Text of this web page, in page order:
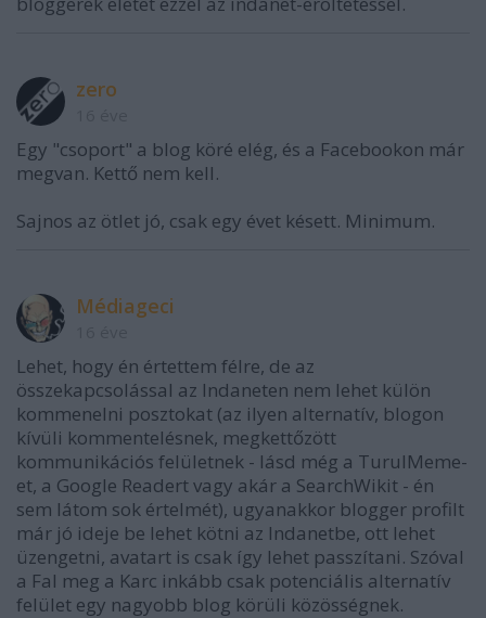
zero
Egy "csoport" a blog köré elég, és a Facebookon már
megvan. Kettő nem kell.
Sajnos az ötlet jó, csak egy évet késett. Minimum.
Médiageci
Lehet, hogy én értettem félre, de az
összekapcsolással az Indaneten nem lehet külön
kommenelni posztokat (az ilyen alternatív, blogon
kívüli kommentelésnek, megkettőzött
kommunikációs felületnek - lásd még a TurulMeme-
et, a Google Readert vagy akár a SearchWikit - én
sem látom sok értelmét), ugyanakkor blogger profilt
már jó ideje be lehet kötni az Indanetbe, ott lehet
üzengetni, avatart is csak így lehet passzítani. Szóval
a Fal meg a Karc inkább csak potenciális alternatív
felület egy nagyobb blog körüli közösségnek.